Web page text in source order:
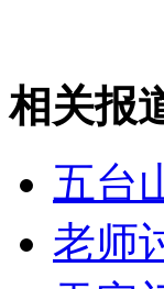
女孩北京地
无痛分娩是否
外交部：反
相关报
五台
老师